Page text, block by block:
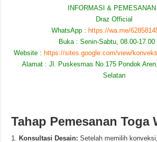
INFORMASI & PEMESANAN
Draz Official
WhatsApp : https://wa.me/
Buka : Senin-Sabtu, 08.00-17.00
Website : https://sites.google.com/view/
Alamat : Jl. Puskesmas No.175 Pondok
Selatan
Tahap Pemesanan Toga
Konsultasi Desain: Setelah memilih